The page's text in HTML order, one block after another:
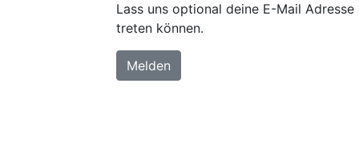
Lass uns optional deine E-Mail
treten können.
Melden